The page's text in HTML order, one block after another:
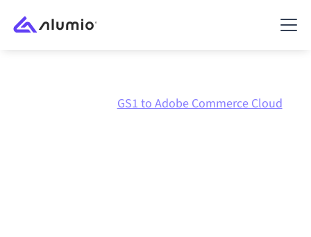
GS1 to Adobe Commerce Cloud